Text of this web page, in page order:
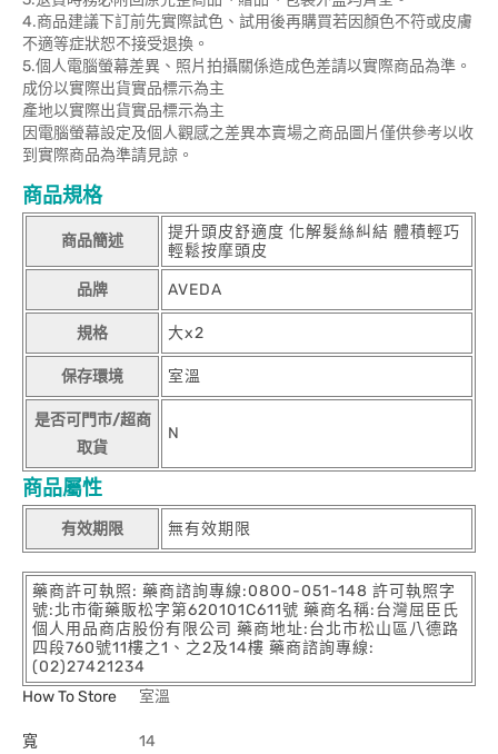
4.商品建議下訂前先實際試色、試用後再購買若因顏色不符或皮膚
不適等症狀恕不接受退換。
5.個人電腦螢幕差異、照片拍攝關係造成色差請以實際商品為準。
成份以實際出貨實品標示為主
產地以實際出貨實品標示為主
因電腦螢幕設定及個人觀感之差異本賣場之商品圖片僅供參考以收
到實際商品為準請見諒。
商品規格
商品簡述
提升頭皮舒適度 化解髮絲糾結 體積輕巧
輕鬆按摩頭皮
品牌 AVEDA
規格 大x2
保存環境 室溫
是否可門市/超商
取貨
N
商品屬性
有效期限 無有效期限
藥商許可執照: 藥商諮詢專線:0800-051-148 許可執照字
號:北市衛藥販松字第620101C611號 藥商名稱:台灣屈臣氏
個人用品商店股份有限公司 藥商地址:台北市松山區八德路
四段760號11樓之1、之2及14樓 藥商諮詢專線:
(02)27421234
How To Store
室溫
寬 14